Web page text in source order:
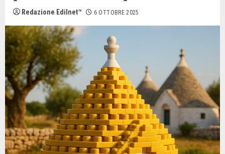
Redazione Edilnet™ 6 OTTOBRE 2025